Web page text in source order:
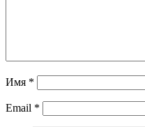
Имя *
Email *